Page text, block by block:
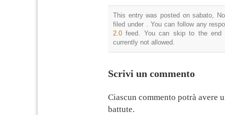
This entry was posted on sabato,
filed under . You can follow any
2.0 feed. You can skip to the end
currently not allowed.
Scrivi un commento
Ciascun commento potrà avere
battute.